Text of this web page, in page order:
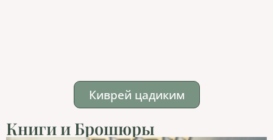
Киврей цадиким
Книги и Брошюры